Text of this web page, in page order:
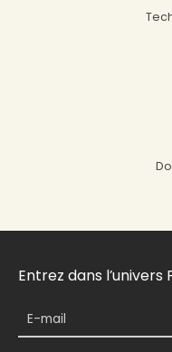
Entrez dans l’univers
E-mail